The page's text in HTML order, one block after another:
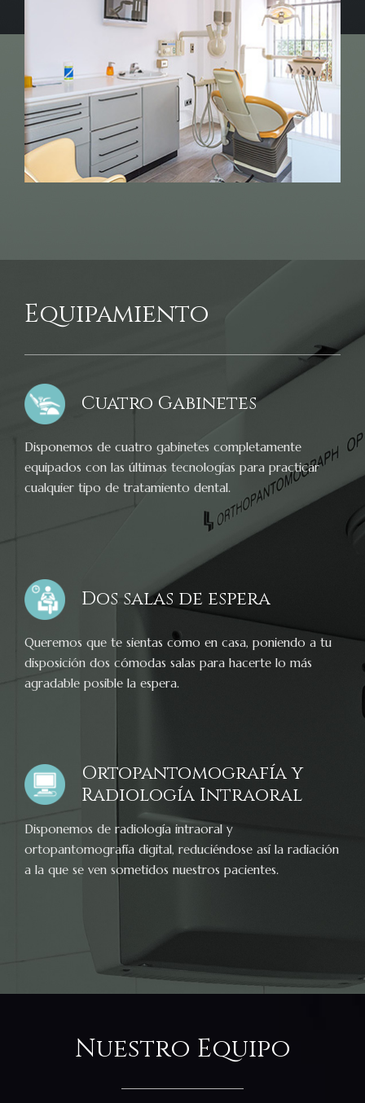
Equipamiento
Cuatro Gabinetes
Disponemos de cuatro gabinetes completamente
equipados con las últimas tecnologías para practicar
cualquier tipo de tratamiento dental.
Dos salas de espera
Queremos que te sientas como en casa, poniendo a tu
disposición dos cómodas salas para hacerte lo más
agradable posible la espera.
Ortopantomografía y
Radiología Intraoral
Disponemos de radiología intraoral y
ortopantomografía digital, reduciéndose así la radiación
a la que se ven sometidos nuestros pacientes.
Nuestro Equipo